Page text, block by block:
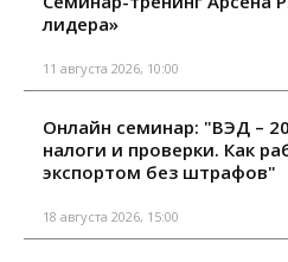
лидера»
11 августа 2026, 10:00
Онлайн семинар: "ВЭД –
налоги и проверки. Как
экспортом без штрафов"
18 августа 2026, 15:00